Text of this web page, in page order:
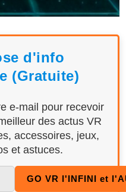
d'info
(Gratuite)
e-mail pour recevoir
des actus VR
accessoires, jeux,
et astuces.